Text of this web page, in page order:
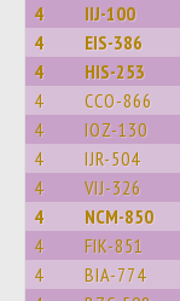
4 IIJ-100
4 EIS-386
4 HIS-253
4 CCO-866
4 IOZ-130
4 IJR-504
4 VIJ-326
4 NCM-850
4 FIK-851
4 BIA-774